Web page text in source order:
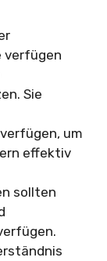
verfügen
Sie
um
effektiv
sollten